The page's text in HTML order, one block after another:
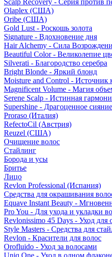
Scalp Recovery - Серия против
Olaplex (США)
Oribe (США)
Gold Lust - Роскошь золота
Signature - Вдохновение дня
Hair Alchemy - Сила
Beautiful Color - Великолепие
Silverati - Благородство серебра
Bright Blonde - Яркий блонд
Moisture and Control - Источник
Magnificent Volume - Магия
Serene Scalp - Истинная
Supershine - Драгоценное сияние
Proraso (Италия)
RefectoCil (Австрия)
Reuzel (США)
Очищение волос
Стайлинг
Борода и усы
Бритье
Лицо
Revlon Professional (Испания)
Средства для окрашивания
Equave Instant Beauty -
Pro You - Для ухода и укладки
Revlonissimo 45 Days - Уход
Style Masters - Средства для
Revlon - Красители для волос
Orofluido - Уход за волосами
Uniq One - Уход в одном